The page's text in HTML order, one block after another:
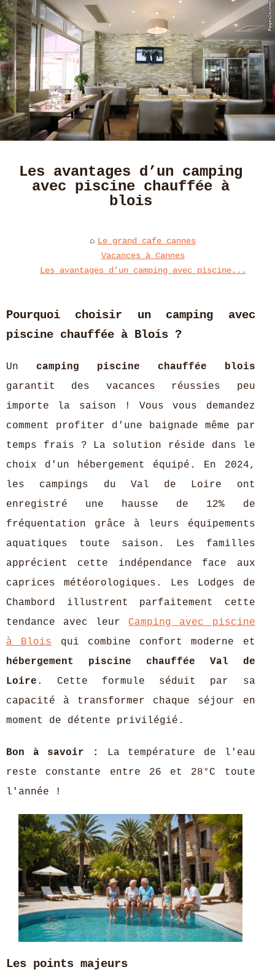
Les avantages d’un camping
avec piscine chauffée à
blois
Le grand cafe cannes
Vacances à Cannes
Les avantages d’un camping avec piscine...
Pourquoi choisir un camping avec
piscine chauffée à Blois ?
Un camping piscine chauffée blois
garantit des vacances réussies peu
importe la saison ! Vous vous demandez
comment profiter d'une baignade même par
temps frais ? La solution réside dans le
choix d'un hébergement équipé. En 2024,
les campings du Val de Loire ont
enregistré une hausse de 12% de
fréquentation grâce à leurs équipements
aquatiques toute saison. Les familles
apprécient cette indépendance face aux
caprices météorologiques. Les Lodges de
Chambord illustrent parfaitement cette
tendance avec leur Camping avec piscine
à Blois qui combine confort moderne et
hébergement piscine chauffée Val de
Loire . Cette formule séduit par sa
capacité à transformer chaque séjour en
moment de détente privilégié.
Bon à savoir :
La température de l'eau
reste constante entre 26 et 28°C toute
l'année !
Les points majeurs